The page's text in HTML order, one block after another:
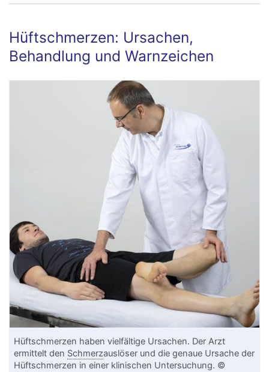
Hüftschmerzen: Ursachen,
Behandlung und Warnzeichen
Hüftschmerzen haben vielfältige Ursachen. Der Arzt
ermittelt den Schmerzauslöser und die genaue Ursache der
Hüftschmerzen in einer klinischen Untersuchung. ©